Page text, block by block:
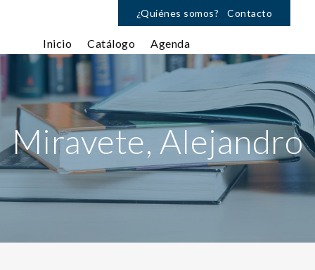
¿Quiénes somos? Contacto
Inicio Catálogo Agenda
Miravete, Alejandro